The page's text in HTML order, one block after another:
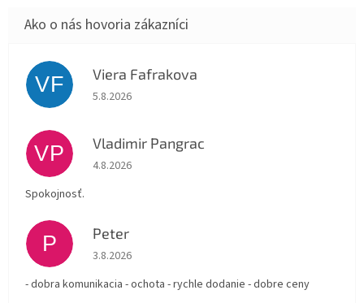
VF Viera Fafrakova
Hodnotenie obchodu je 5 z 5 hviezdičiek.
5.8.2026
VP Vladimir Pangrac
Hodnotenie obchodu je 5 z 5 hviezdičiek.
4.8.2026
Spokojnosť.
P Peter
Hodnotenie obchodu je 5 z 5 hviezdičiek.
3.8.2026
- dobra komunikacia - ochota - rychle dodanie - dobre ceny